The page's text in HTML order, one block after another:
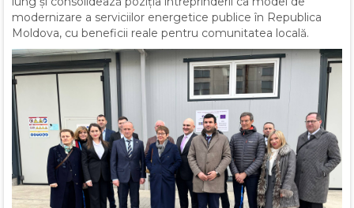
modernizare a serviciilor energetice publice în Republica
Moldova, cu beneficii reale pentru comunitatea locală.